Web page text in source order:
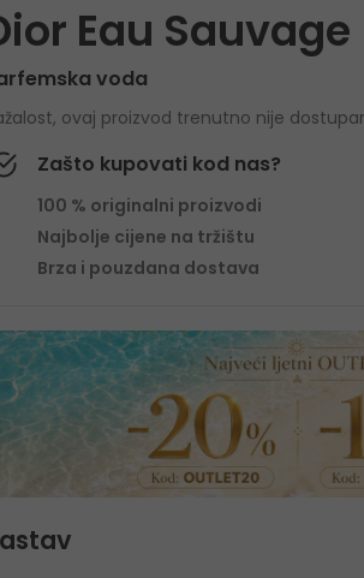
Eau Sauvage
voda
ovaj proizvod trenutno nije
Zašto kupovati kod nas?
100 % originalni proizvodi
Najbolje cijene na tržištu
Brza i pouzdana dostava